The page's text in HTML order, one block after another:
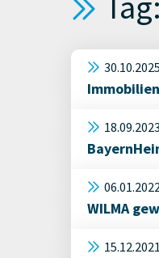
30.10.2025
18.09.2023
WILMA
15.12.2021